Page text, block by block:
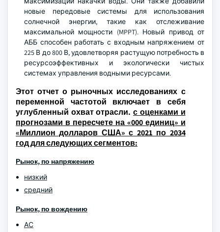
новые передовые системы для использования
солнечной энергии, такие как отслеживание
максимальной мощности (MPPT). Новый привод от
АББ способен работать с входным напряжением от
225 В до 800 В, удовлетворяя растущую потребность в
ресурсоэффективных и экологически чистых
системах управления водными ресурсами.
Этот отчет о рыночных исследованиях с
переменной частотой включает в себя
углубленный охват отрасли.с оценками и
прогнозами в пересчете на «000 единиц» и
«Миллион долларов США» с 2021 по 2034
год для следующих сегментов:
Рынок, по напряжению
низкий
средний
Рынок, по вождению
АС